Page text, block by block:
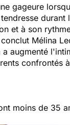
gageure
durant
et à son
conclut Mélina
augmenté
confrontés
moins de 35